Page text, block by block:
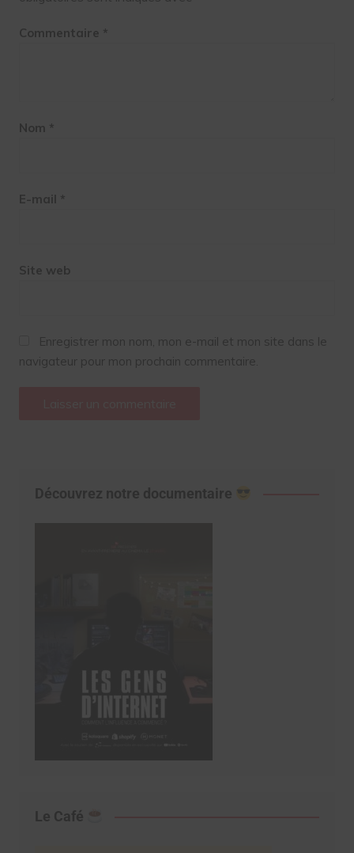
Commentaire *
Nom *
E-mail *
Site web
Enregistrer mon nom, mon e-mail et mon site dans le
navigateur pour mon prochain commentaire.
Découvrez notre documentaire
Le Café